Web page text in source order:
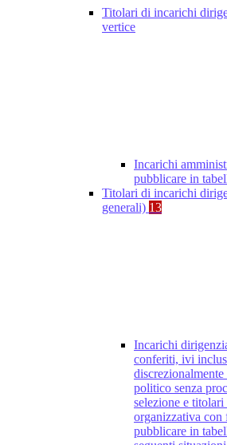
Titolari di incarichi
vertice
Incarichi
pubblicare in
Titolari di incarichi
generali) 13
Incarichi
conferiti, ivi
politico senza
selezione e
organizzativa
pubblicare in